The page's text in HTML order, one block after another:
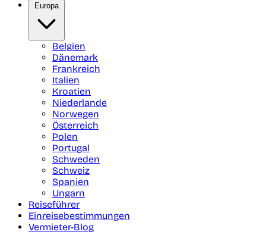
Europa
Belgien
Dänemark
Frankreich
Italien
Kroatien
Niederlande
Norwegen
Österreich
Polen
Portugal
Schweden
Schweiz
Spanien
Ungarn
Reiseführer
Einreisebestimmungen
Vermieter-Blog